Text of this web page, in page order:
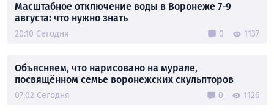
Масштабное отключение воды в Воронеже 7-9
августа: что нужно знать
20:10 Сегодня 0 1137
Объясняем, что нарисовано на мурале,
посвящённом семье воронежских скульпторов
07:02 Сегодня 0 1126